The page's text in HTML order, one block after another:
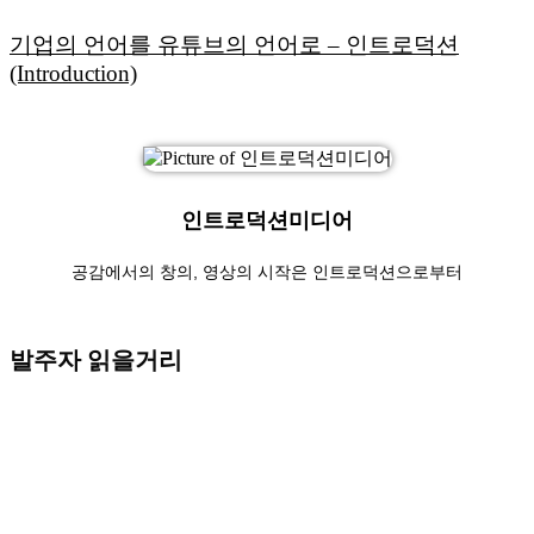
기업의 언어를 유튜브의 언어로 – 인트로덕션
(Introduction)
인트로덕션미디어
공감에서의 창의, 영상의 시작은 인트로덕션으로부터
발주자 읽을거리